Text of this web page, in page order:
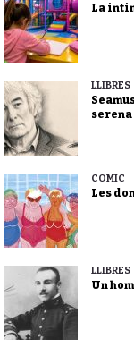
La
LLIBRES
serena
CÒMIC
Les
LLIBRES
Un